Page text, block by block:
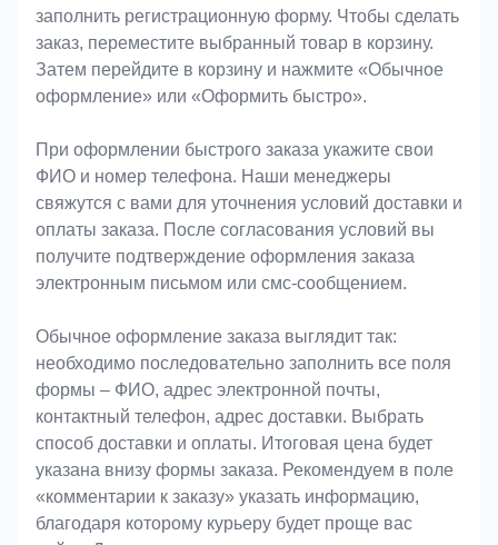
заполнить регистрационную форму. Чтобы сделать
заказ, переместите выбранный товар в корзину.
Затем перейдите в корзину и нажмите «Обычное
оформление» или «Оформить быстро».
При оформлении быстрого заказа укажите свои
ФИО и номер телефона. Наши менеджеры
свяжутся с вами для уточнения условий доставки и
оплаты заказа. После согласования условий вы
получите подтверждение оформления заказа
электронным письмом или смс-сообщением.
Обычное оформление заказа выглядит так:
необходимо последовательно заполнить все поля
формы – ФИО, адрес электронной почты,
контактный телефон, адрес доставки. Выбрать
способ доставки и оплаты. Итоговая цена будет
указана внизу формы заказа. Рекомендуем в поле
«комментарии к заказу» указать информацию,
благодаря которому курьеру будет проще вас